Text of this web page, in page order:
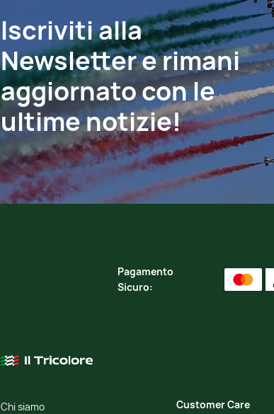
Iscriviti alla
Newsletter e rimani
aggiornato con le
ultime notizie!
Pagamento
Sicuro:
Chi siamo Customer Care